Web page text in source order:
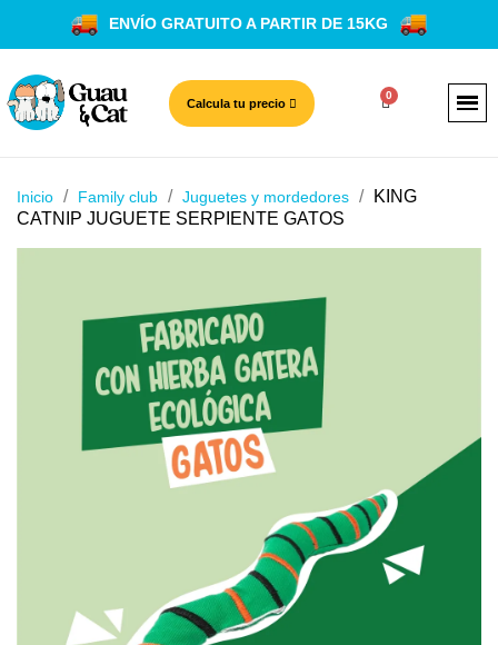
ENVÍO GRATUITO A PARTIR DE 15KG
Calcula tu precio
Inicio Family club Juguetes y mordedores
KING
CATNIP JUGUETE SERPIENTE GATOS